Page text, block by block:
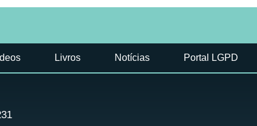
Livros Notícias Portal LGPD